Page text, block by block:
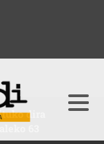
dira